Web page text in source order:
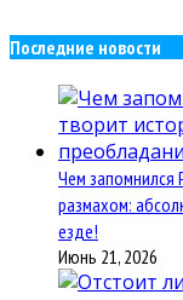
Последние новости
Чем запомнился
размахом:
езде!
Июнь 21, 2026